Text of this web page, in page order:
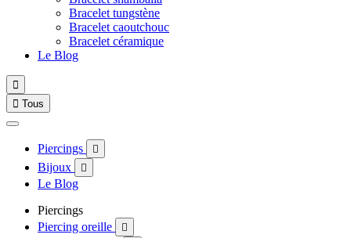
Bracelet tungstène
Bracelet caoutchouc
Bracelet céramique
Le Blog

 Tous
Piercings 
Bijoux 
Le Blog
Piercings
Piercing oreille
